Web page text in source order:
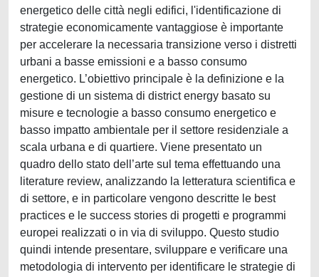
energetico delle città negli edifici, l'identificazione di
strategie economicamente vantaggiose è importante
per accelerare la necessaria transizione verso i distretti
urbani a basse emissioni e a basso consumo
energetico. L’obiettivo principale è la definizione e la
gestione di un sistema di district energy basato su
misure e tecnologie a basso consumo energetico e
basso impatto ambientale per il settore residenziale a
scala urbana e di quartiere. Viene presentato un
quadro dello stato dell’arte sul tema effettuando una
literature review, analizzando la letteratura scientifica e
di settore, e in particolare vengono descritte le best
practices e le success stories di progetti e programmi
europei realizzati o in via di sviluppo. Questo studio
quindi intende presentare, sviluppare e verificare una
metodologia di intervento per identificare le strategie di